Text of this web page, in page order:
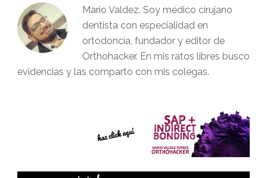
Mario Valdez. Soy médico cirujano
dentista con especialidad en
ortodoncia, fundador y editor de
Orthohacker. En mis ratos libres busco
evidencias y las comparto con mis colegas.